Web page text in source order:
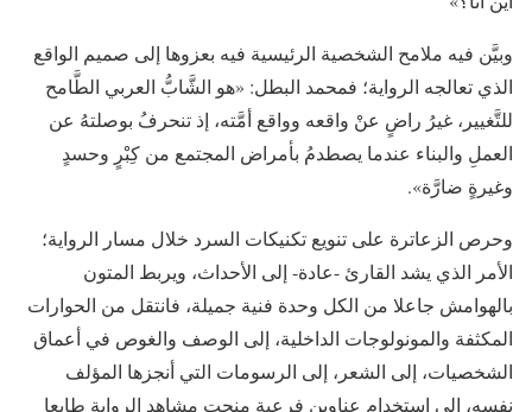
وبيَّن فيه ملامح الشخصية الرئيسية فيه بعزوها إلى صميم الواقع
الذي تعالجه الرواية؛ فمحمد البطل: «هو الشَّابُّ العربي الطَّامح
للتَّغيير، غيرُ راضٍ عنْ واقعه وواقع أمَّته، إذ تنحرفُ بوصلتهُ عن
العملِ والبناء عندما يصطدمُ بأمراض المجتمع من كِبْرٍ وحسدٍ
وغيرةٍ ضارَّة».
وحرص الزعاترة على تنويع تكنيكات السرد خلال مسار الرواية؛
الأمر الذي يشد القارئ -عادة- إلى الأحداث، ويربط المتون
بالهوامش جاعلا من الكل وحدة فنية جميلة، فانتقل من الحوارات
المكثفة والمونولوجات الداخلية، إلى الوصف والغوص في أعماق
الشخصيات، إلى الشعر، إلى الرسومات التي أنجزها المؤلف
نفسه، إلى استخدام عناوين فرعية منحت مشاهد الرواية طابعا